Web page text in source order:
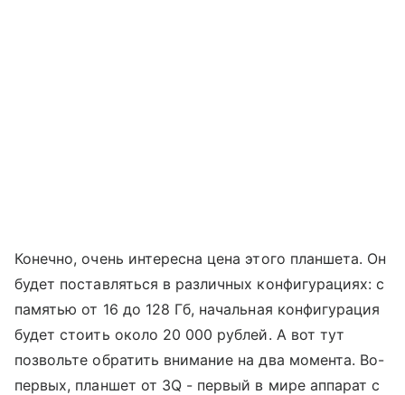
Конечно, очень интересна цена этого планшета. Он
будет поставляться в различных конфигурациях: с
памятью от 16 до 128 Гб, начальная конфигурация
будет стоить около 20 000 рублей. А вот тут
позвольте обратить внимание на два момента. Во-
первых, планшет от 3Q - первый в мире аппарат с